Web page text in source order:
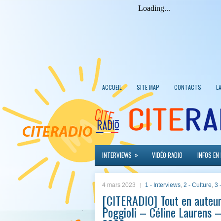
ACCUEIL SITE MAP CONTACTS
INTERVIEWS » VIDÉO RADIO INFOS EN
4 mars 2023 1 - Interviews, 2 - Culture, 3
[CITERADIO] Tout en
Poggioli – Céline Laurens